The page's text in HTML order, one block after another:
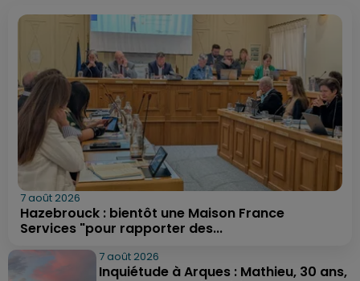
7 août 2026
Hazebrouck : bientôt une Maison France
Services "pour rapporter des...
7 août 2026
Inquiétude à Arques : Mathieu, 30 ans,